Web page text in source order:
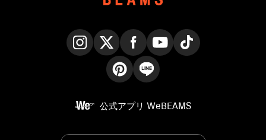
公式アプリ WeBEAMS